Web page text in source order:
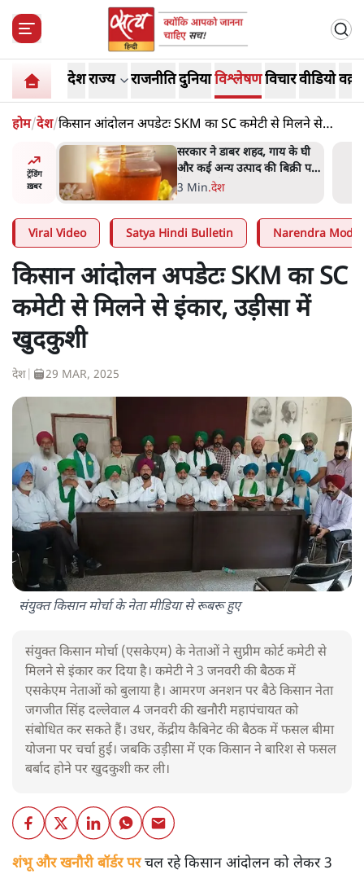
देशराज्य राजनीतिदुनियाविश्लेषणविचारवीडियो
होम/देश/किसान आंदोलन अपडेटः SKM का SC कमेटी से मिलने से
इंकार, उड़ीसा में खुदकुशी
ट्रेंडिंग
ख़बर
सरकार ने डाबर शहद, गाय के घी
और कई अन्य उत्पाद की बिक्री पर
रोक लगाई
3 Min.देश
Viral Video Satya Hindi Bulletin Narendra Modi
किसान आंदोलन अपडेटः SKM का SC
कमेटी से मिलने से इंकार, उड़ीसा में
खुदकुशी
देश 29 MAR, 2025
संयुक्त किसान मोर्चा के नेता मीडिया से रूबरू हुए
संयुक्त किसान मोर्चा (एसकेएम) के नेताओं ने सुप्रीम कोर्ट कमेटी से
मिलने से इंकार कर दिया है। कमेटी ने 3 जनवरी की बैठक में
एसकेएम नेताओं को बुलाया है। आमरण अनशन पर बैठे किसान नेता
जगजीत सिंह दल्लेवाल 4 जनवरी की खनौरी महापंचायत को
संबोधित कर सकते हैं। उधर, केंद्रीय कैबिनेट की बैठक में फसल बीमा
योजना पर चर्चा हुई। जबकि उड़ीसा में एक किसान ने बारिश से फसल
बर्बाद होने पर खुदकुशी कर ली।
शंभू और खनौरी बॉर्डर परचल रहे किसान आंदोलन को लेकर 3